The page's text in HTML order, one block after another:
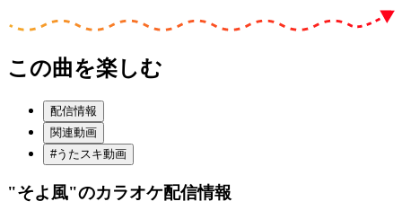
この曲を楽しむ
配信情報
関連動画
#うたスキ動画
"そよ風"のカラオケ配信情報